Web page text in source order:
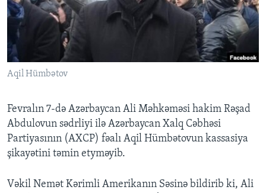
BIZI IZLƏYIN
Aqil Hümbətov
Fevralın 7-də Azərbaycan Ali Məhkəməsi hakim Rəşad
Abdulovun sədrliyi ilə Azərbaycan Xalq Cəbhəsi
Partiyasının (AXCP) fəalı Aqil Hümbətovun kassasiya
şikayətini təmin etyməyib.
Vəkil Nemət Kərimli Amerikanın Səsinə bildirib ki, Ali